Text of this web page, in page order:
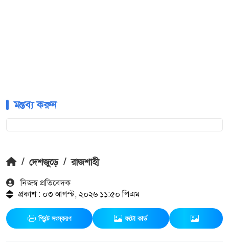
মন্তব্য করুন
/ দেশজুড়ে / রাজশাহী
নিজস্ব প্রতিবেদক
প্রকাশ : ০৩ আগস্ট, ২০২৬ ১১:৫০ পিএম
প্রিন্ট সংস্করণ ফটো কার্ড